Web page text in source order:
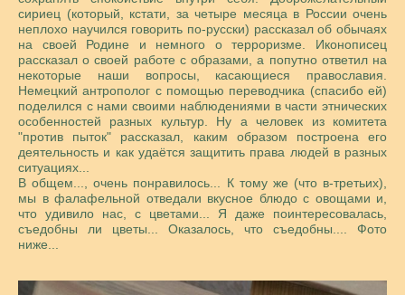
сириец (который, кстати, за четыре месяца в России очень
неплохо научился говорить по-русски) рассказал об обычаях
на своей Родине и немного о терроризме. Иконописец
рассказал о своей работе с образами, а попутно ответил на
некоторые наши вопросы, касающиеся православия.
Немецкий антрополог с помощью переводчика (спасибо ей)
поделился с нами своими наблюдениями в части этнических
особенностей разных культур. Ну а человек из комитета
"против пыток" рассказал, каким образом построена его
деятельность и как удаётся защитить права людей в разных
ситуациях...
В общем..., очень понравилось... К тому же (что в-третьих),
мы в фалафельной отведали вкусное блюдо с овощами и,
что удивило нас, с цветами... Я даже поинтересовалась,
съедобны ли цветы... Оказалось, что съедобны.... Фото
ниже...